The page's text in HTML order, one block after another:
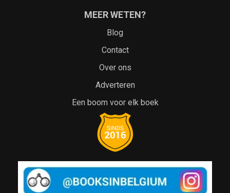
MEER WETEN?
Blog
Contact
Over ons
Adverteren
Een boom voor elk boek